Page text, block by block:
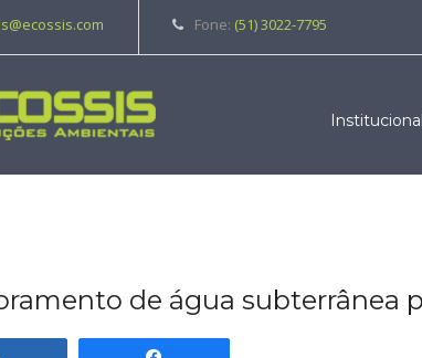
Fone: (51) 3022-7795
Institucional
de água subterrânea